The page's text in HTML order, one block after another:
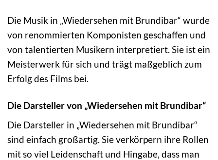
Die Musik in „Wiedersehen mit Brundibar“ wurde
von renommierten Komponisten geschaffen und
von talentierten Musikern interpretiert. Sie ist ein
Meisterwerk für sich und trägt maßgeblich zum
Erfolg des Films bei.
Die Darsteller von „Wiedersehen mit Brundibar“
Die Darsteller in „Wiedersehen mit Brundibar“
sind einfach großartig. Sie verkörpern ihre Rollen
mit so viel Leidenschaft und Hingabe, dass man